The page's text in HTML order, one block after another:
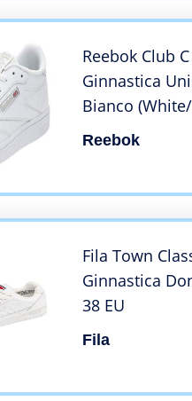
Reebok Club
Ginnastica
Bianco
Reebok
Fila Town
Ginnastica
38 EU
Fila